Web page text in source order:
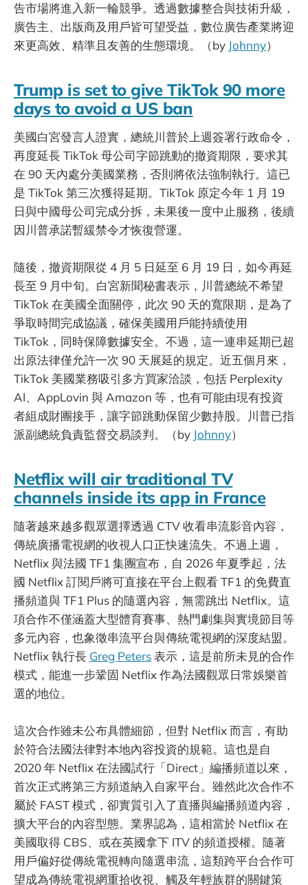
告市場將進入新一輪競爭。透過數據整合與技術升級，
廣告主、出版商及用戶皆可望受益，數位廣告產業將迎
來更高效、精準且友善的生態環境。（by Johnny）
Trump is set to give TikTok 90 more
days to avoid a US ban
美國白宮發言人證實，總統川普於上週簽署行政命令，
再度延長 TikTok 母公司字節跳動的撤資期限，要求其
在 90 天內處分美國業務，否則將依法強制執行。這已
是 TikTok 第三次獲得延期。TikTok 原定今年 1 月 19
日與中國母公司完成分拆，未果後一度中止服務，後續
因川普承諾暫緩禁令才恢復營運。
隨後，撤資期限從 4 月 5 日延至 6 月 19 日，如今再延
長至 9 月中旬。白宮新聞秘書表示，川普總統不希望
TikTok 在美國全面關停，此次 90 天的寬限期，是為了
爭取時間完成協議，確保美國用戶能持續使用
TikTok，同時保障數據安全。不過，這一連串延期已超
出原法律僅允許一次 90 天展延的規定。近五個月來，
TikTok 美國業務吸引多方買家洽談，包括 Perplexity
AI、AppLovin 與 Amazon 等，也有可能由現有投資
者組成財團接手，讓字節跳動保留少數持股。川普已指
派副總統負責監督交易談判。（by Johnny）
Netflix will air traditional TV
channels inside its app in France
隨著越來越多觀眾選擇透過 CTV 收看串流影音內容，
傳統廣播電視網的收視人口正快速流失。不過上週，
Netflix 與法國 TF1 集團宣布，自 2026 年夏季起，法
國 Netflix 訂閱戶將可直接在平台上觀看 TF1 的免費直
播頻道與 TF1 Plus 的隨選內容，無需跳出 Netflix。這
項合作不僅涵蓋大型體育賽事、熱門劇集與實境節目等
多元內容，也象徵串流平台與傳統電視網的深度結盟。
Netflix 執行長 Greg Peters表示，這是前所未見的合作
模式，能進一步鞏固 Netflix 作為法國觀眾日常娛樂首
選的地位。
這次合作雖未公布具體細節，但對 Netflix 而言，有助
於符合法國法律對本地內容投資的規範。這也是自
2020 年 Netflix 在法國試行「Direct」編播頻道以來，
首次正式將第三方頻道納入自家平台。雖然此次合作不
屬於 FAST 模式，卻實質引入了直播與編播頻道內容，
擴大平台的內容型態。業界認為，這相當於 Netflix 在
美國取得 CBS、或在英國拿下 ITV 的頻道授權。隨著
用戶偏好從傳統電視轉向隨選串流，這類跨平台合作可
望成為傳統電視網重拾收視、觸及年輕族群的關鍵策